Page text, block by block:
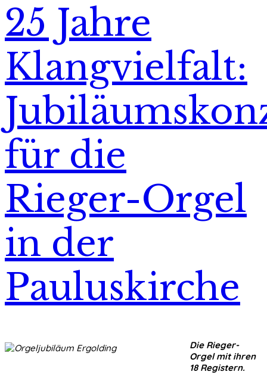
25 Jahre
Klangvielfalt:
für die
Rieger-Orgel
in der
Pauluskirche
Die Rieger-
Orgel mit ihren
18 Registern.